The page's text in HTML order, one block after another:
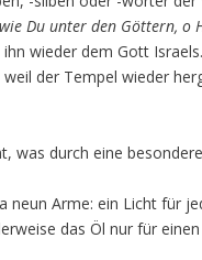
Du unter den Göttern, o
wieder dem Gott Israels.
der Tempel wieder
was durch eine
Arme: ein Licht für
das Öl nur für